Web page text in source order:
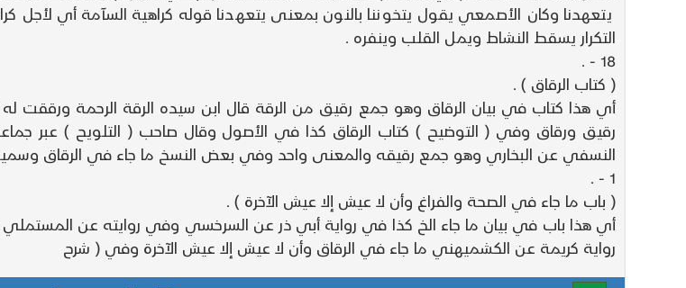
يتعهدنا وكان الأصمعي يقول يتخوننا بالنون بمعنى يتعهدنا قوله كراهية السآمة أي لأجل
التكرار يسقط النشاط ويمل القلب وينفره .
18 - .
( كتاب الرقاق ) .
أي هذا كتاب في بيان الرقاق وهو جمع رقيق من الرقة قال ابن سيده الرقة الرحمة ورققت
رقيق ورقاق وفي ( التوضيح ) كتاب الرقاق كذا في الأصول وقال صاحب ( التلويح ) عبر
النسفي عن البخاري وهو جمع رقيقه والمعنى واحد وفي بعض النسخ ما جاء في الرقاق
1 - .
( باب ما جاء في الصحة والفراغ وأن لا عيش إلا عيش الآخرة ) .
أي هذا باب في بيان ما جاء الخ كذا في رواية أبي ذر عن السرخسي وفي روايته عن
رواية كريمة عن الكشميهني ما جاء في الرقاق وأن لا عيش إلا عيش الآخرة وفي ( شرح